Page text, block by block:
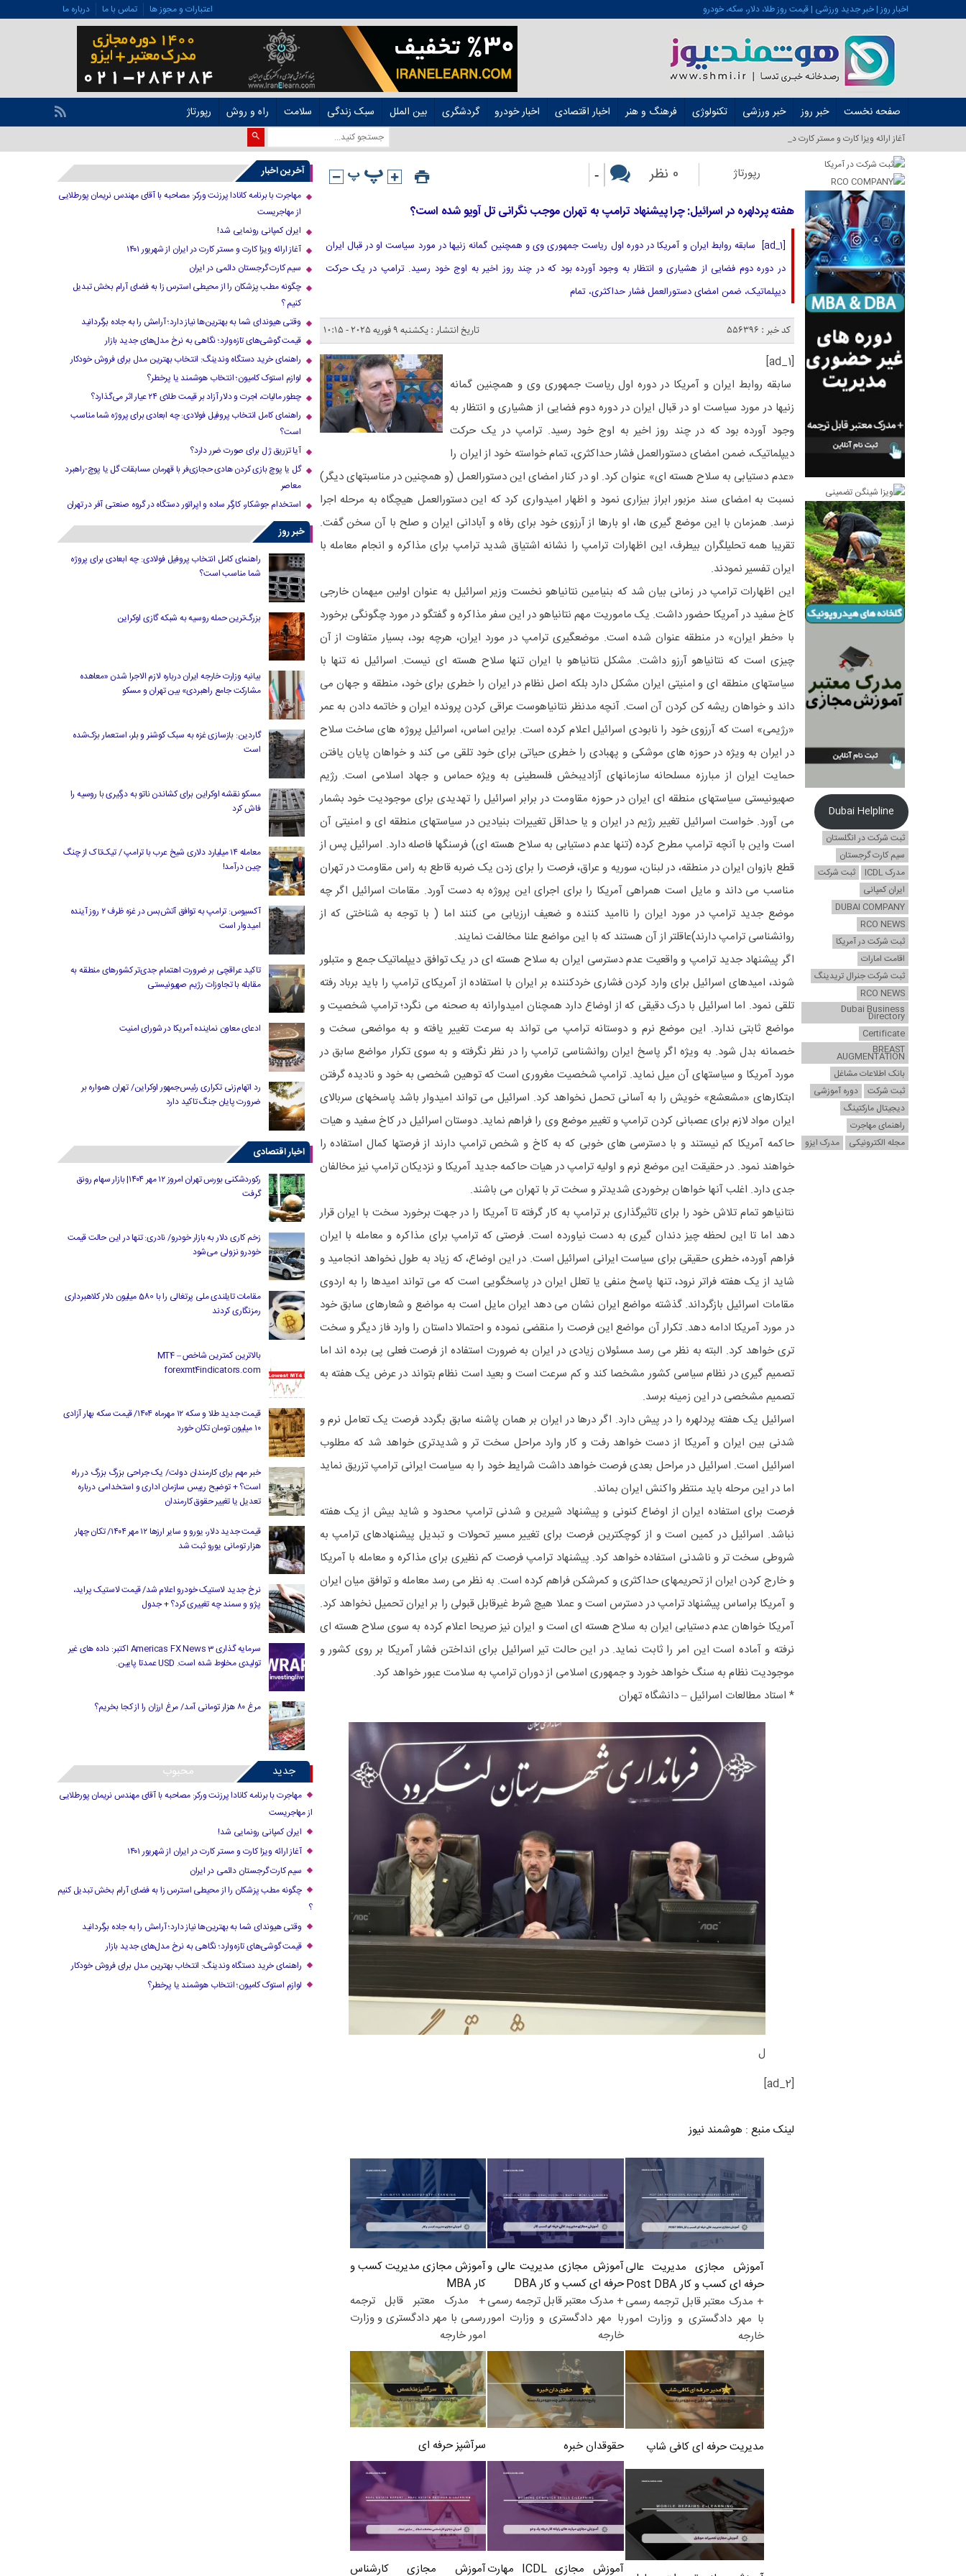
اخبار روز | خبر جدید ورزشی | قیمت روز طلا، دلار، سکه، خودرو اعتبارات و مجوز ها تماس با ما درباره ما
صفحه نخست خبر روز خبر ورزشی تکنولوژی فرهنگ و هنر اخبار اقتصادی اخبار خودرو گردشگری بین الملل سبک زندگی سلامت راه و روش رپورتاژ
آغاز ارائه ویزا کارت و مستر کارت در ایران از شهریور ۱_
رپورتاژ 0 نظر -
هفته پردلهره در اسرائیل: چرا پیشنهاد ترامپ به تهران موجب نگرانی تل آویو شده است؟
[ad_1] سابقه روابط ایران و آمریکا در دوره اول ریاست جمهوری وی و همچنین گمانه زنیها در مورد سیاست او در قبال ایران
در دوره دوم فضایی از هشیاری و انتظار به وجود آورده بود که در چند روز اخیر به اوج خود رسید. ترامپ در یک حرکت
دیپلماتیک، ضمن امضای دستورالعمل فشار حداکثری، تمام
کد خبر : 556396 تاریخ انتشار : یکشنبه 9 فوریه 2025 - 10:15
[ad_1]
سابقه روابط ایران و آمریکا در دوره اول ریاست جمهوری وی و همچنین گمانه
زنیها در مورد سیاست او در قبال ایران در دوره دوم فضایی از هشیاری و انتظار به
وجود آورده بود که در چند روز اخیر به اوج خود رسید. ترامپ در یک حرکت
دیپلماتیک، ضمن امضای دستورالعمل فشار حداکثری، تمام خواسته خود از ایران را
«عدم دستیابی به سلاح هسته ای» عنوان کرد. او در کنار امضای این دستورالعمل (و همچنین در مناسبتهای دیگر)
نسبت به امضای سند مزبور ابراز بیزاری نمود و اظهار امیدواری کرد که این دستورالعمل هیچگاه به مرحله اجرا
نرسد. همزمان با این موضع گیری ها، او بارها از آرزوی خود برای رفاه و آبادانی ایران و صلح با آن سخن گفت.
تقریبا همه تحلیلگران بیطرف، این اظهارات ترامپ را نشانه اشتیاق شدید ترامپ برای مذاکره و انجام معامله با
ایران تفسیر نمودند.
این اظهارات ترامپ در زمانی بیان شد که بنیامین نتانیاهو نخست وزیر اسرائیل به عنوان اولین میهمان خارجی
کاخ سفید در آمریکا حضور داشت. یک ماموریت مهم نتانیاهو در این سفر مذاکره و گفتگو در مورد چگونگی برخورد
با «خطر ایران» در منطقه عنوان شده است. موضعگیری ترامپ در مورد ایران، هرچه بود، بسیار متفاوت از آن
چیزی است که نتانیاهو آرزو داشت. مشکل نتانیاهو با ایران تنها سلاح هسته ای نیست. اسرائیل نه تنها با
سیاستهای منطقه ای و امنیتی ایران مشکل دارد بلکه اصل نظام در ایران را خطری برای خود، منطقه و جهان می
داند و خواهان ریشه کن کردن آن است. آنچه مدنظر نتانیاهوست عراقی کردن پرونده ایران و خاتمه دادن به عمر
«رژیمی» است که آرزوی خود را نابودی اسرائیل اعلام کرده است. براین اساس، اسرائیل پروژه های ساخت سلاح
در ایران به ویژه در حوزه های موشکی و پهبادی را خطری حیاتی برای خود تلقی می کند و خواهان پایان یافتن
حمایت ایران از مبارزه مسلحانه سازمانهای آزادیبخش فلسطینی به ویژه حماس و جهاد اسلامی است. رژیم
صهیونیستی سیاستهای منطقه ای ایران در حوزه مقاومت در برابر اسرائیل را تهدیدی برای موجودیت خود بشمار
می آورد. خواست اسرائیل تغییر رژیم در ایران و یا حداقل تغییرات بنیادین در سیاستهای منطقه ای و امنیتی آن
است واین با آنچه ترامپ مطرح کرده (تنها عدم دستیابی به سلاح هسته ای) فرسنگها فاصله دارد. اسرائیل پس از
قطع بازوان ایران در منطقه، در لبنان، سوریه و عراق، فرصت را برای زدن یک ضربه قاطع به راس مقاومت در تهران
مناسب می داند و مایل است همراهی آمریکا را برای اجرای این پروژه به دست آورد. مقامات اسرائیل اگر چه
موضع جدید ترامپ در مورد ایران را ناامید کننده و ضعیف ارزیابی می کنند اما ( با توجه به شناختی که از
روانشناسی ترامپ دارند)عاقلتر از آن هستند که با این مواضع علنا مخالفت نمایند.
اگر پیشنهاد جدید ترامپ و واقعیت عدم دسترسی ایران به سلاح هسته ای در یک توافق دیپلماتیک جمع و متبلور
شوند، امیدهای اسرائیل برای وارد کردن فشاری خردکننده بر ایران با استفاده از آمریکای ترامپ را باید برباد رفته
تلقی نمود. اما اسرائیل با درک دقیقی که از اوضاع دارد همچنان امیدوارانه به صحنه می نگرد؛ ترامپ شخصیت و
مواضع ثابتی ندارد. این موضع نرم و دوستانه ترامپ می تواند به سرعت تغییر یافته و به مواضعی سخت و
خصمانه بدل شود. به ویژه اگر پاسخ ایران روانشناسی ترامپ را در نظر نگرفته و به سوی تکرار مواضع سابق در
مورد آمریکا و سیاستهای آن میل نماید. ترامپ شخصیت مغروری است که توهین شخصی به خود و نادیده گرفتن
ابتکارهای «مشعشع» خویش را به آسانی تحمل نخواهد کرد. اسرائیل می تواند امیدوار باشد پاسخهای سربالای
ایران مواد لازم برای عصبانی کردن ترامپ و تغییر موضع وی را فراهم نماید. دوستان اسرائیل در کاخ سفید و هیات
حاکمه آمریکا کم نیستند و با دسترسی های خوبی که به کاخ و شخص ترامپ دارند از فرصتها کمال استفاده را
خواهند نمود. در حقیقت این موضع نرم و اولیه ترامپ در هیات حاکمه جدید آمریکا و نزدیکان ترامپ نیز مخالفان
جدی دارد. اغلب آنها خواهان برخوردی شدیدتر و سخت تر با تهران می باشند.
نتانیاهو تمام تلاش خود را برای تاثیرگذاری بر ترامپ به کار گرفته تا آمریکا را در جهت برخورد سخت با ایران قرار
دهد اما تا این لحظه چیز دندان گیری به دست نیاورده است. فرصتی که ترامپ برای مذاکره و معامله با ایران
فراهم آورده، خطری حقیقی برای سیاست ایرانی اسرائیل است. در این اوضاع، که زیاد به طول نخواهد انجامید و
شاید از یک هفته فراتر نرود، تنها پاسخ منفی یا تعلل ایران در پاسخگویی است که می تواند امیدها را به اردوی
مقامات اسرائیل بازگرداند. گذشته مواضع ایران نشان می دهد ایران مایل است به مواضع و شعارهای سابق خود
در مورد آمریکا ادامه دهد. تکرار آن مواضع این فرصت را منقضی نموده و احتمالا داستان را وارد فاز دیگر و سخت
تری خواهد کرد. البته به نظر می رسد مسئولان زیادی در ایران به ضرورت استفاده از فرصت فعلی پی برده اند اما
تصمیم گیری در نظام سیاسی کشور مشخصا کند و کم سرعت است و بعید است نظام بتواند در عرض یک هفته به
تصمیم مشخصی در این زمینه برسد.
اسرائیل یک هفته پردلهره را در پیش دارد. اگر درها در ایران بر همان پاشنه سابق بگردد فرصت یک تعامل نرم و
شدنی بین ایران و آمریکا از دست خواهد رفت و کار وارد مراحل سخت تر و شدیدتری خواهد شد که مطلوب
اسرائیل است. اسرائیل در مراحل بعدی فرصت خواهد داشت شرایط خود را به سیاست ایرانی ترامپ تزریق نماید
اما در این مرحله باید منتظر واکنش ایران بماند.
فرصت برای استفاده ایران از اوضاع کنونی و پیشنهاد شیرین و شدنی ترامپ محدود و شاید بیش از یک هفته
نباشد. اسرائیل در کمین است و از کوچکترین فرصت برای تغییر مسیر تحولات و تبدیل پیشنهادهای ترامپ به
شروطی سخت تر و ناشدنی استفاده خواهد کرد. پیشنهاد ترامپ فرصت کم نظیری برای مذاکره و معامله با آمریکا
و خارج کردن ایران از تحریمهای حداکثری و کمرشکن فراهم کرده است. به نظر می رسد معامله و توافق میان ایران
و آمریکا براساس پیشنهاد ترامپ در دسترس است و عملا هیچ شرط غیرقابل قبولی را بر ایران تحمیل نخواهد کرد.
آمریکا خواهان عدم دستیابی ایران به سلاح هسته ای است و ایران نیز صریحا اعلام کرده به سوی سلاح هسته ای
نرفته و آماده است این امر را ثابت نماید. در این حالت تیر اسرائیل برای انداختن فشار آمریکا بر روی کشور و
موجودیت نظام به سنگ خواهد خورد و جمهوری اسلامی از دوران ترامپ به سلامت عبور خواهد کرد.
* استاد مطالعات اسرائیل – دانشگاه تهران
ل
[ad_2]
لینک منبع : هوشمند نیوز
آموزش مجازی مدیریت عالی
حرفه ای کسب و کار Post DBA
+ مدرک معتبر قابل ترجمه رسمی
با مهر دادگستری و وزارت امور
خارجه
آموزش مجازی مدیریت عالی و
حرفه ای کسب و کار DBA
+ مدرک معتبر قابل ترجمه رسمی
با مهر دادگستری و وزارت امور
خارجه
آموزش مجازی مدیریت کسب و
کار MBA
+ مدرک معتبر قابل ترجمه
رسمی با مهر دادگستری و وزارت
امور خارجه
مدیریت حرفه ای کافی شاپ حقوقدان خبره سرآشپز حرفه ای
آموزش مجازی ICDL مهارتآموزش مجازی کارشناس
Dubai Helpline
ثبت شرکت در انگلستان
سیم کارت گرجستان
مدرک ICDL
ثبت شرکت
ایران کمپانی
DUBAI COMPANY
RCO NEWS
ثبت شرکت در آمریکا
اقامت امارات
ثبت شرکت جنرال تریدینگ
RCO NEWS
Dubai Business
Directory
Certificate
BREAST
AUGMENTATION
بانک اطلاعات مشاغل
ثبت شرکت
دوره آموزشی
دیجیتال مارکتینگ
راهنمای مهاجرت
مجله الکترونیکی
مدرک ایزو
آخرین اخبار
مهاجرت با برنامه کانادا پرزنت ورکر: مصاحبه با آقای مهندس نریمان پورطلایی
از مهاجریست
ایران کمپانی رونمایی شد!
آغاز ارائه ویزا کارت و مستر کارت در ایران از شهریور ۱۴۰۱
سیم کارت گرجستان دائمی در ایران
چگونه مطب پزشکان را از محیطی استرس زا به فضای آرام بخش تبدیل
کنیم ؟
وقتی هیوندای شما به بهترین‌ها نیاز دارد؛ آرامش را به جاده برگردانید
قیمت گوشی‌های تازه‌وارد؛ نگاهی به نرخ مدل‌های جدید بازار
راهنمای خرید دستگاه وندینگ: انتخاب بهترین مدل برای فروش خودکار
لوازم استوک کامیون؛ انتخاب هوشمند یا پرخطر؟
چطور مالیات، اجرت و دلار آزاد بر قیمت طلای ۲۴ عیار اثر می‌گذارد؟
راهنمای کامل انتخاب پروفیل فولادی: چه ابعادی برای پروژه شما مناسب
است؟
آیا تزریق ژل برای صورت ضرر دارد​؟
گل یا پوچ بازی کردن هادی حجازی‌فر با قهرمان مسابقات گل یا پوچ-راهبرد
معاصر
استخدام جوشکار، کارگر ساده و اپراتور دستگاه در گروه صنعتی آفر در تهران
خبر روز
راهنمای کامل انتخاب پروفیل فولادی: چه ابعادی برای پروژه
شما مناسب است؟
بزرگ‌ترین حمله روسیه به شبکه گازی اوکراین
بیانیه وزارت خارجه ایران درباره لازم‌ الاجرا شدن «معاهده
مشارکت جامع راهبردی» بین تهران و مسکو
گاردین: بازسازی غزه به سبک کوشنر و بلر، استعمار بزک‌شده
است
مسکو نقشه اوکراین برای کشاندن ناتو به درگیری با روسیه را
فاش کرد
معامله ۱۴ میلیارد دلاری شیخ عرب با ترامپ / تیک‌تاک از چنگ
چین درآمد!
آکسیوس: ترامپ به توافق آتش‌بس در غزه ظرف ۲ روز آینده
امیدوار است
تاکید عراقچی بر ضرورت اهتمام جدی‌تر کشورهای منطقه به
مقابله با تجاوزات رژیم صهیونیستی
ادعای معاون نماینده آمریکا در شورای امنیت
رد اتهام‌زنی تکراری رئیس‌جمهور اوکراین/ تهران همواره بر
ضرورت پایان جنگ تاکید دارد
اخبار اقتصادی
رکوردشکنی بورس تهران امروز ۱۲ مهر ۱۴۰۴| بازار سهام رونق
گرفت
زخم کاری دلار به بازار خودرو/ نادری: تنها در این حالت قیمت
خودرو نزولی می‌شود
مقامات تایلندی ملی پرتغالی را با 580 میلیون دلار کلاهبرداری
رمزنگاری کردند
بالاترین کمترین شاخص MT4 –
forexmt4indicators.com
قیمت جدید طلا و سکه ۱۲ مهرماه ۱۴۰۴/ قیمت سکه بهار آزادی
۱۰ میلیون تومان تکان خورد
خبر مهم برای کارمندان دولت/ یک جراحی بزرگ بزرگ در راه
است؟ + توضیح رییس سازمان اداری و استخدامی درباره
تعدیل یا تغییر حقوق کارمندان
قیمت جدید دلار، یورو و سایر ارزها ۱۲ مهر ۱۴۰۴/ تکان چهار
هزار تومانی یورو ثبت شد
نرخ جدید لاستیک خودرو اعلام شد/ قیمت لاستیک پراید،
پژو و سمند چه تغییری کرد؟ + جدول
سرمایه گذاری Americas FX News 3 اکتبر: داده های غیر
تولیدی مخلوط شده است. USD عمدتا پایین.
مرغ ۸۰ هزار تومانی آمد/ مرغ ارزان را از کجا بخریم؟
جدید محبوب
مهاجرت با برنامه کانادا پرزنت ورکر: مصاحبه با آقای مهندس نریمان پورطلایی
از مهاجریست
ایران کمپانی رونمایی شد!
آغاز ارائه ویزا کارت و مستر کارت در ایران از شهریور ۱۴۰۱
سیم کارت گرجستان دائمی در ایران
چگونه مطب پزشکان را از محیطی استرس زا به فضای آرام بخش تبدیل کنیم
؟
وقتی هیوندای شما به بهترین‌ها نیاز دارد؛ آرامش را به جاده برگردانید
قیمت گوشی‌های تازه‌وارد؛ نگاهی به نرخ مدل‌های جدید بازار
راهنمای خرید دستگاه وندینگ: انتخاب بهترین مدل برای فروش خودکار
لوازم استوک کامیون؛ انتخاب هوشمند یا پرخطر؟